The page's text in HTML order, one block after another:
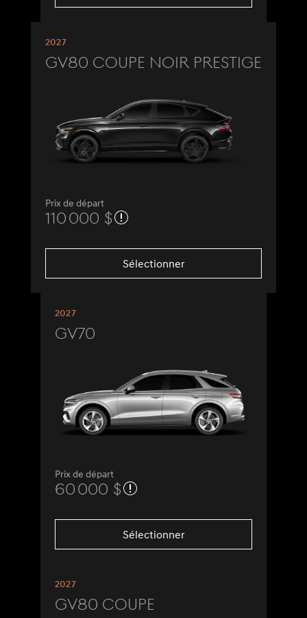
2027
GV80 Coupe Noir Prestige
Prix de départ
110 000 $
Sélectionner
2027
GV70
Prix de départ
60 000 $
Sélectionner
2027
GV80 Coupe